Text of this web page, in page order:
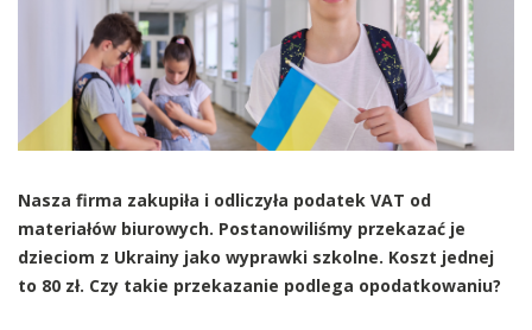
Nasza firma zakupiła i odliczyła podatek VAT od
materiałów biurowych. Postanowiliśmy przekazać je
dzieciom z Ukrainy jako wyprawki szkolne. Koszt jednej
to 80 zł. Czy takie przekazanie podlega opodatkowaniu?